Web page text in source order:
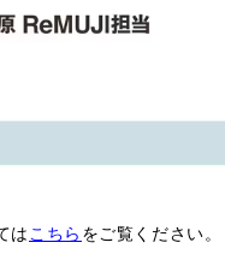
は こちら をご覧ください。